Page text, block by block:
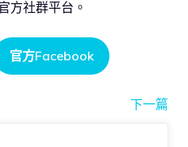
方社群平台。
官方Facebook
下一篇